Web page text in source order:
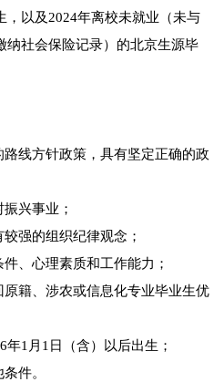
，以及2024年离校未就业（未与
纳社会保险记录）的北京生源毕
线方针政策，具有坚定正确的政
兴事业；
强的组织纪律观念；
、心理素质和工作能力；
籍、涉农或信息化专业毕业生优
1月1日（含）以后出生；
件。